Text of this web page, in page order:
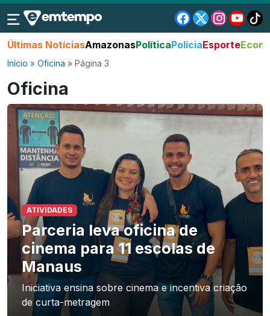
Últimas NotíciasAmazonasPolíticaPolíciaEsporte
Início » Oficina » Página 3
Oficina
ATIVIDADES
Parceria leva oficina de
cinema para 11 escolas de
Manaus
Iniciativa ensina sobre cinema e incentiva criação
de curta-metragem